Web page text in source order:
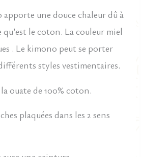
une douce chaleur dû à
le coton. La couleur miel
. Le kimono peut se porter
styles vestimentaires.
ouate de 100% coton.
plaquées dans les 2 sens